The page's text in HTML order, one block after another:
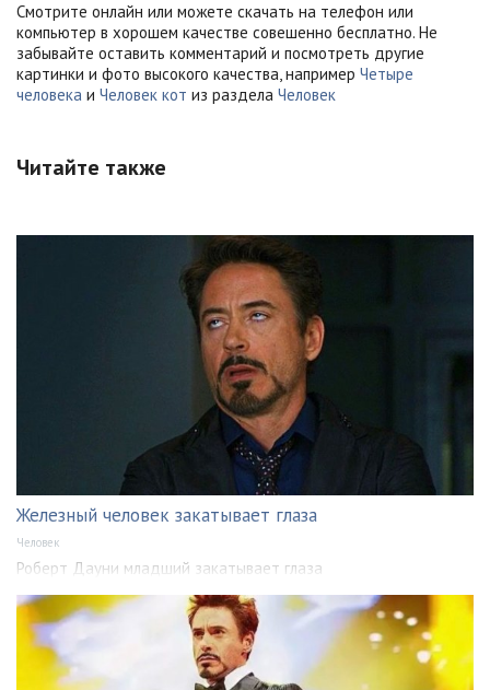
Смотрите онлайн или можете скачать на телефон или
компьютер в хорошем качестве совешенно бесплатно. Не
забывайте оставить комментарий и посмотреть другие
картинки и фото высокого качества, например Четыре
человека и Человек кот из раздела Человек
Читайте также
Железный человек закатывает глаза
Человек
Роберт Дауни младший закатывает глаза